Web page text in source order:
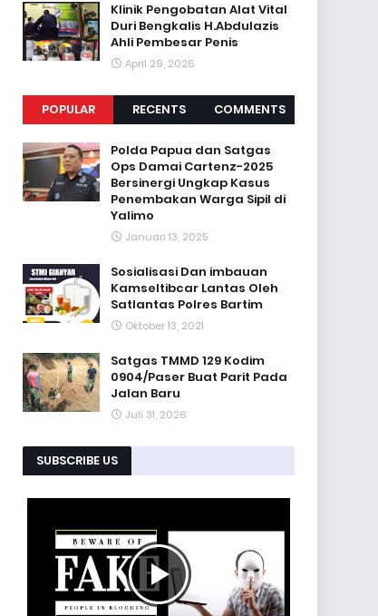
Klinik Pengobatan Alat Vital
Duri Bengkalis H.Abdulazis
Ahli Pembesar Penis
April 29, 2026
POPULAR RECENTS COMMENTS
Polda Papua dan Satgas
Ops Damai Cartenz-2025
Bersinergi Ungkap Kasus
Penembakan Warga Sipil di
Yalimo
Januari 13, 2025
Sosialisasi Dan imbauan
Kamseltibcar Lantas Oleh
Satlantas Polres Bartim
Oktober 13, 2021
Satgas TMMD 129 Kodim
0904/Paser Buat Parit Pada
Jalan Baru
Juli 31, 2026
SUBSCRIBE US